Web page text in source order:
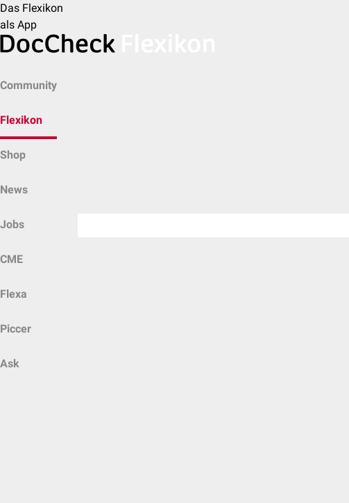
Das Flexikon
als App
Community
Flexikon
Shop
News
Jobs
CME
Flexa
Piccer
Ask